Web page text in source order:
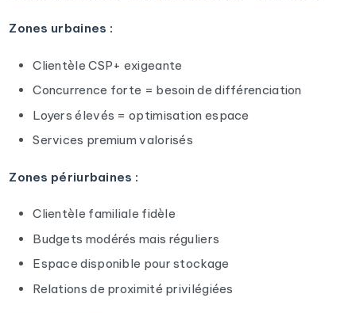
Zones urbaines :
Clientèle CSP+ exigeante
Concurrence forte = besoin de différenciation
Loyers élevés = optimisation espace
Services premium valorisés
Zones périurbaines :
Clientèle familiale fidèle
Budgets modérés mais réguliers
Espace disponible pour stockage
Relations de proximité privilégiées